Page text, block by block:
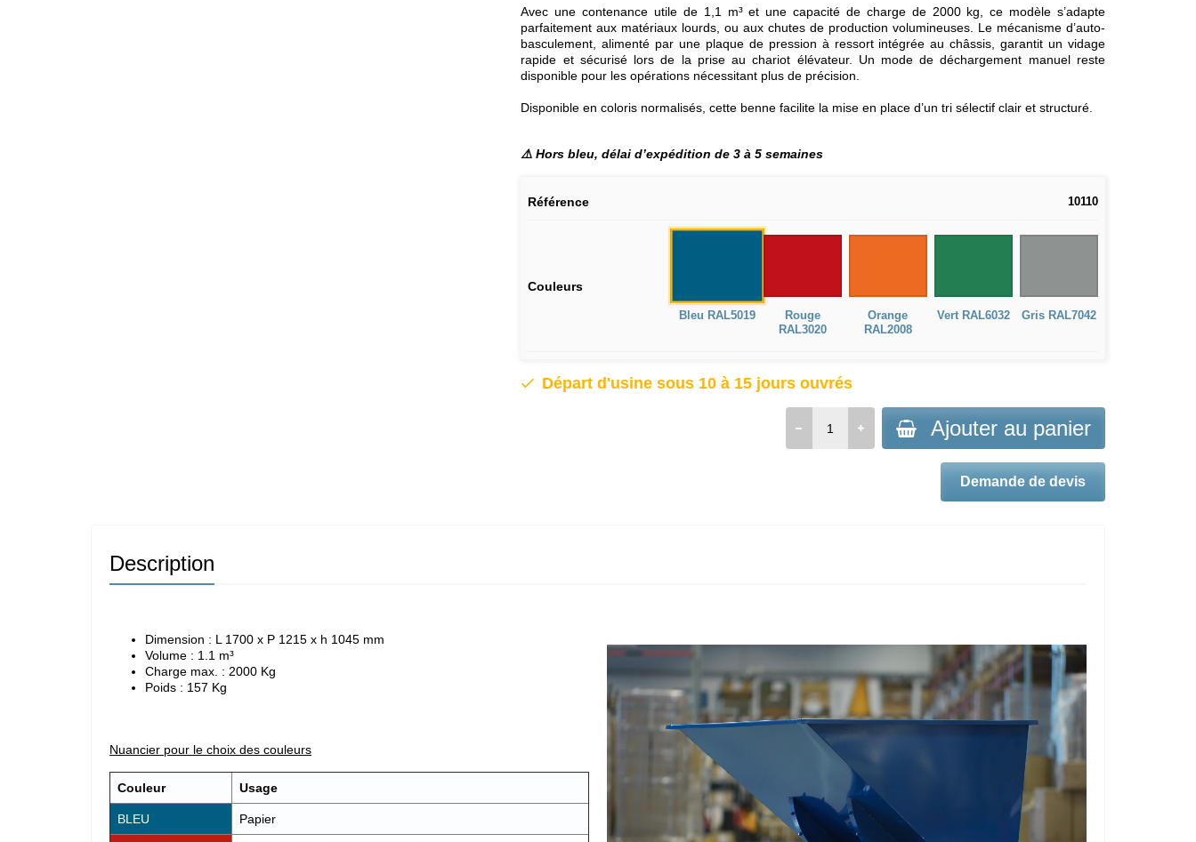
Avec une contenance utile de 1,1 m³ et une capacité de charge de 2000 kg, ce modèle s’adapte
parfaitement aux matériaux lourds, ou aux chutes de production volumineuses. Le mécanisme d’auto-
basculement, alimenté par une plaque de pression à ressort intégrée au châssis, garantit un vidage
rapide et sécurisé lors de la prise au chariot élévateur. Un mode de déchargement manuel reste
disponible pour les opérations nécessitant plus de précision.
Disponible en coloris normalisés, cette benne facilite la mise en place d’un tri sélectif clair et structuré.
⚠️ Hors bleu, délai d’expédition de 3 à 5 semaines
Référence 10110
Couleurs
Bleu RAL5019
Rouge
RAL3020
Orange
RAL2008
Vert RAL6032 Gris RAL7042
Départ d'usine sous 10 à 15 jours ouvrés
Ajouter au panier
Demande de devis
Description
Dimension : L 1700 x P 1215 x h 1045 mm
Volume : 1.1 m³
Charge max. : 2000 Kg
Poids : 157 Kg
Nuancier pour le choix des couleurs
Couleur Usage
BLEU Papier